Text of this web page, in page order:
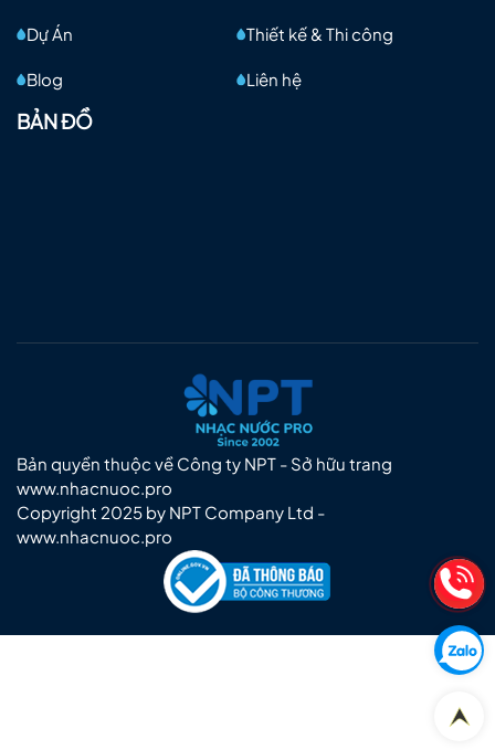
Dự Án Thiết kế & Thi công
Blog Liên hệ
BẢN ĐỒ
Bản quyền thuộc về Công ty NPT - Sở hữu trang
www.nhacnuoc.pro
Copyright 2025 by NPT Company Ltd -
www.nhacnuoc.pro